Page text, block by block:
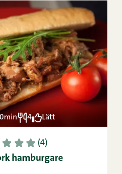
4 Lätt
3 4 5 (4)
hamburgare